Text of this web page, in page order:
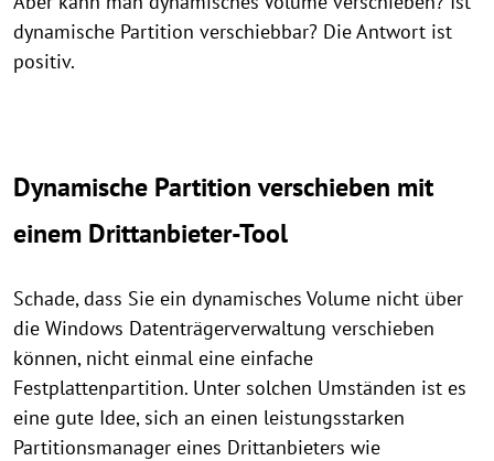
dynamische Partition verschiebbar? Die Antwort ist
positiv.
Dynamische Partition verschieben mit
einem Drittanbieter-Tool
Schade, dass Sie ein dynamisches Volume nicht über
die Windows Datenträgerverwaltung verschieben
können, nicht einmal eine einfache
Festplattenpartition. Unter solchen Umständen ist es
eine gute Idee, sich an einen leistungsstarken
Partitionsmanager eines Drittanbieters wie